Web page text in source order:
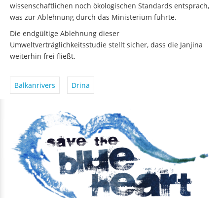
wissenschaftlichen noch ökologischen Standards entsprach,
was zur Ablehnung durch das Ministerium führte.
Die endgültige Ablehnung dieser
Umweltverträglichkeitsstudie stellt sicher, dass die Janjina
weiterhin frei fließt.
Balkanrivers Drina